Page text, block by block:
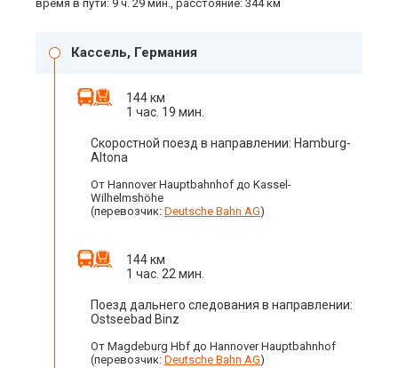
время в пути: 9 ч. 29 мин., расстояние: 344 км
Кассель, Германия
144 км
1 час. 19 мин.
Скоростной поезд в направлении: Hamburg-
Altona
От Hannover Hauptbahnhof до Kassel-
Wilhelmshöhe
(перевозчик: Deutsche Bahn AG)
144 км
1 час. 22 мин.
Поезд дальнего следования в направлении:
Ostseebad Binz
От Magdeburg Hbf до Hannover Hauptbahnhof
(перевозчик: Deutsche Bahn AG)